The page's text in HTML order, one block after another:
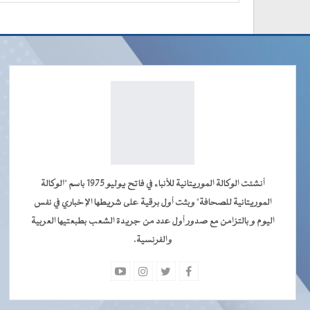
أنشئت الوكالة الموريتانية للأنباء في فاتح يوليو 1975 باسم "الوكالة
الموريتانية للصحافة" وبثت أول برقية على شريطها الإخباري في نفس
اليوم و بالتزامن مع صدور أول عدد من جريدة الشعب بطبعتيها العربية
والفرنسية.